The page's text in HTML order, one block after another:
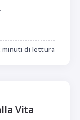
minuti di lettura
Vita